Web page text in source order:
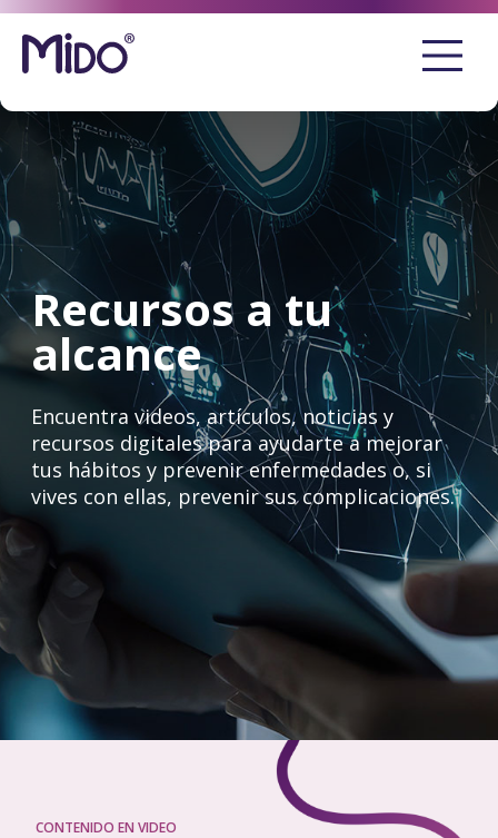
Recursos a tu
alcance
Encuentra videos, artículos, noticias y
recursos digitales para ayudarte a mejorar
tus hábitos y prevenir enfermedades o, si
vives con ellas, prevenir sus complicaciones.
CONTENIDO EN VIDEO